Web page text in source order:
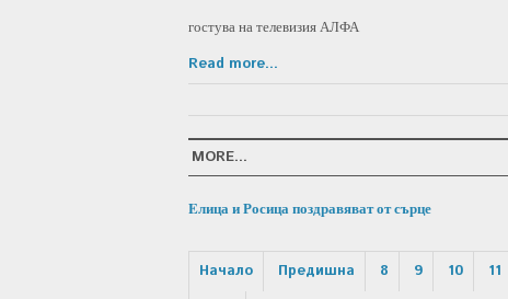
гостува на телевизия АЛФА
Read more...
MORE...
Eлица и Росица поздравяват от сърце
Начало Предишна 8 9 10 11